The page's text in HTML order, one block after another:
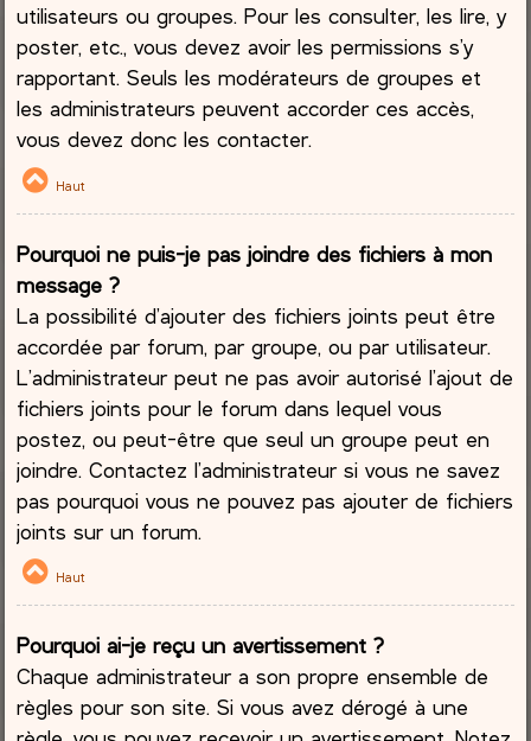
utilisateurs ou groupes. Pour les consulter, les lire, y
poster, etc., vous devez avoir les permissions s’y
rapportant. Seuls les modérateurs de groupes et
les administrateurs peuvent accorder ces accès,
vous devez donc les contacter.
Haut
Pourquoi ne puis-je pas joindre des fichiers à mon
message ?
La possibilité d’ajouter des fichiers joints peut être
accordée par forum, par groupe, ou par utilisateur.
L’administrateur peut ne pas avoir autorisé l’ajout de
fichiers joints pour le forum dans lequel vous
postez, ou peut-être que seul un groupe peut en
joindre. Contactez l’administrateur si vous ne savez
pas pourquoi vous ne pouvez pas ajouter de fichiers
joints sur un forum.
Haut
Pourquoi ai-je reçu un avertissement ?
Chaque administrateur a son propre ensemble de
règles pour son site. Si vous avez dérogé à une